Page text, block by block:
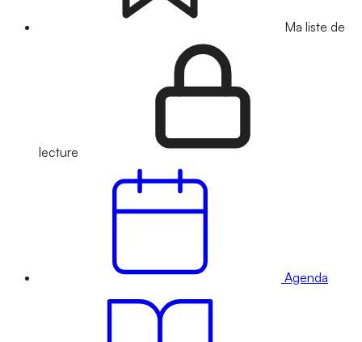
Ma liste de
lecture
Agenda